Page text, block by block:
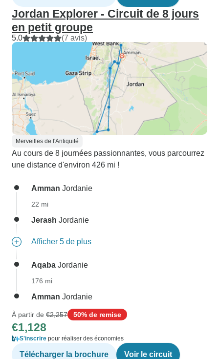
Jordan Explorer - Circuit de 8 jours
en petit groupe
5.0 (7 avis)
Merveilles de l'Antiquité
Au cours de 8 journées passionnantes, vous parcourrez
une distance d'environ 426 mi !
Amman Jordanie
22 mi
Jerash Jordanie
Afficher 5 de plus
Aqaba Jordanie
176 mi
Amman Jordanie
À partir de €2,257 50% de remise
€1,128
S'inscrire pour réaliser des économies
Télécharger la brochure Voir le circuit